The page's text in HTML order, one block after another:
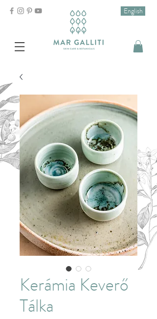
English
Kerámia Keverő
Tálka